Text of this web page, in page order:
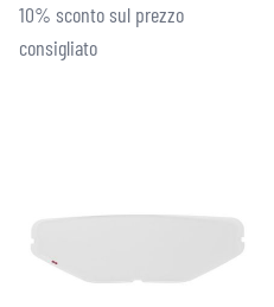
10% sconto sul prezzo
consigliato